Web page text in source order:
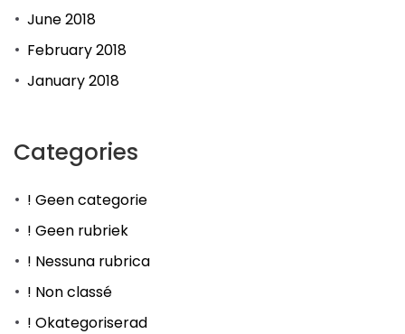
June 2018
February 2018
January 2018
Categories
! Geen categorie
! Geen rubriek
! Nessuna rubrica
! Non classé
! Okategoriserad